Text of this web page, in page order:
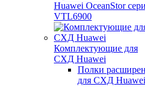
Huawei OceanStor
VTL6900
Комплектующие для
СХД Huawei
Полки
для СХД Huawei